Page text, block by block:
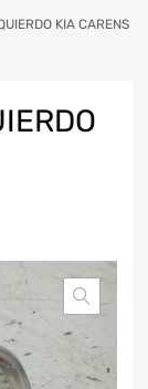
KIA CARENS